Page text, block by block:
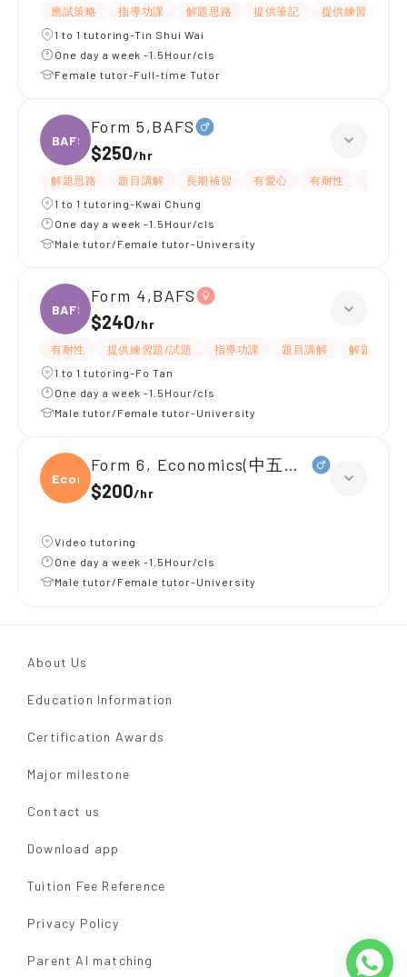
應試策略 指導功課 解題思路 提供筆記
提供練習題/試題
1 to 1 tutoring-Tin Shui Wai
One day a week -1.5Hour/cls
Female tutor-Full-time Tutor
BAFS
Form 5,BAFS
$250/hr
解題思路 題目講解 長期補習 有愛心 有耐性
1 to 1 tutoring-Kwai Chung
One day a week -1.5Hour/cls
Male tutor/Female tutor-University
BAFS
Form 4,BAFS
$240/hr
有耐性 提供練習題/試題 指導功課 題目講解
解題思路
1 to 1 tutoring-Fo Tan
One day a week -1.5Hour/cls
Male tutor/Female tutor-University
Econ
Form 6, Economics(中五升中六)
$200/hr
Video tutoring
One day a week -1.5Hour/cls
Male tutor/Female tutor-University
About Us
Education Information
Certification Awards
Major milestone
Contact us
Download app
Tuition Fee Reference
Privacy Policy
Parent AI matching